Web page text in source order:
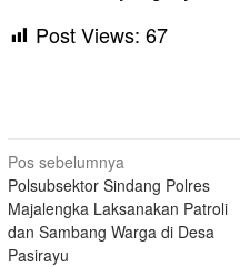
Post Views: 67
Navigasi
pos
Pos sebelumnya
Polsubsektor Sindang Polres
Majalengka Laksanakan Patroli
dan Sambang Warga di Desa
Pasirayu